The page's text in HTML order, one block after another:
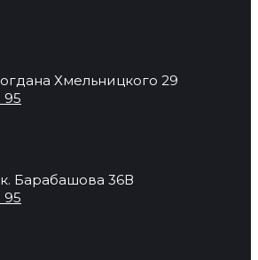
Хмельницкого 29
95
Барабашова 36В
95